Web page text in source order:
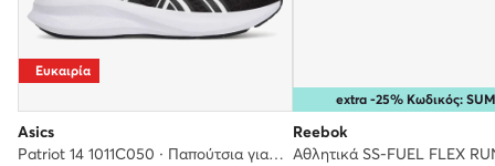
Ευκαιρία
Asics
Patriot 14 1011C050 · Παπούτσια για Τρέξιμο
extra -25% Κωδικός:
Reebok